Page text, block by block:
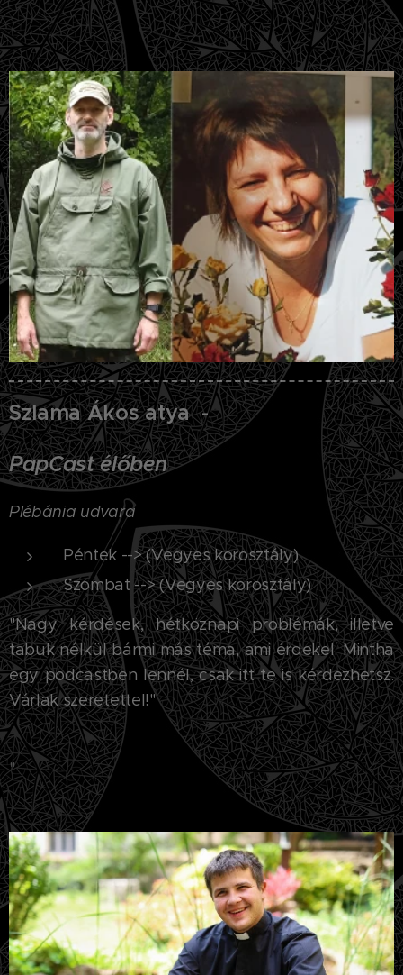
Szlama Ákos atya -
PapCast élőben
Plébánia udvara
Péntek --> (Vegyes korosztály)
Szombat --> (Vegyes korosztály)
"Nagy kérdések, hétköznapi problémák, illetve
tabuk nélkül bármi más téma, ami érdekel. Mintha
egy podcastben lennél, csak itt te is kérdezhetsz.
Várlak szeretettel!"
"